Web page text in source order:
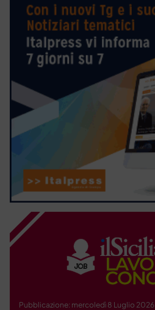
Pubblicazione: mercoledì 8 Luglio 2026